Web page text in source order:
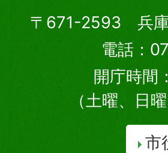
〒671-2593 兵庫
電話：
開庁時間
（土曜、日
市